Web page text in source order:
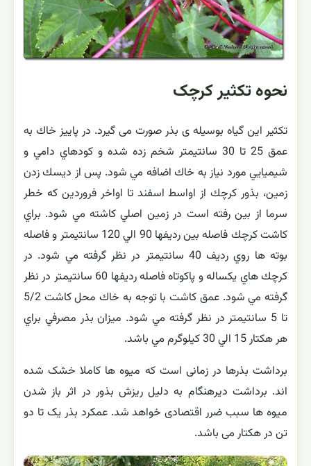
نحوه تکثیر كرچک
تکثیر این گیاه بوسیله ی بذر صورت می گیرد. در پاييز خاك به
عمق 25 تا 30 سانتيمتر شخم زده شده و كودهاي دامي و
شيميايي مورد نياز به خاك اضافه مي شود. پس از ديسك زدن
زمين، بذور كرچك از اواسط اسفند تا اواخر فروردين كه خطر
سرما از بين رفته است در زمين اصلي كاشته مي شود. براي
كاشت كرچك فاصله بين رديفها 90 الي 120 سانتيمتر و فاصله
بوته ها روي رديف 40 سانتيمتر در نظر گرفته مي شود. در
كرچك هاي يكساله و پاكوتاه فاصله رديفها 60 سانتيمتر در نظر
گرفته مي شود. عمق كاشت با توجه به خاك محل كاشت 5/2
تا 5 سانتيمتر در نظر گرفته مي شود. ميزان بذر مصرفي براي
هر هكتار 15 الي 30 كيلوگرم مي باشد.
برداشت بذرها در زمانی است که میوه ها کاملا خشک شده
اند. برداشت دیرهنگام به دلیل ریزش بذور در اثر باز شدن
میوه ها سبب ضرر اقتصادی خواهد شد. عمکرد بذر یک تا دو
تن در هکتار می باشد.